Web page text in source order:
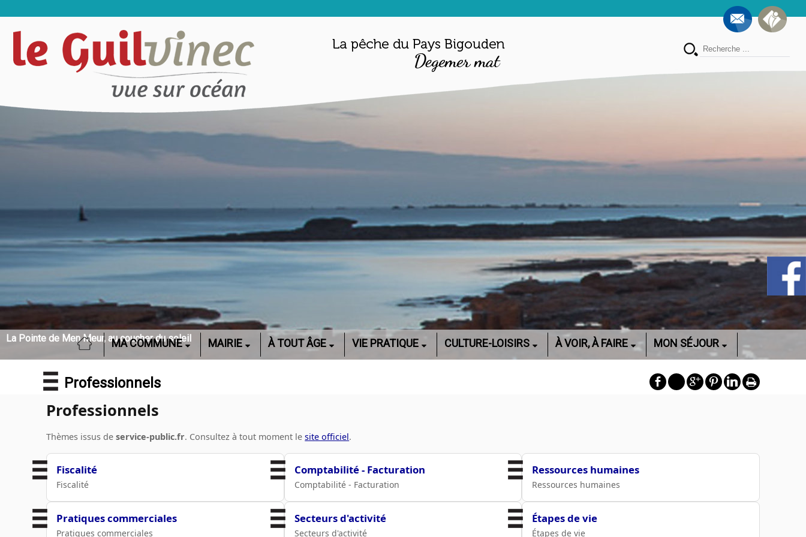
La Pointe de Men Meur, au coucher du soleil
ACCUEILMA COMMUNE MAIRIE À TOUT ÂGE VIE PRATIQUE CULTURE-LOISIRS À VOIR, À FAIRE MON SÉJOUR
Professionnels
Professionnels
Thèmes issus deservice-public.fr. Consultez à tout moment lesite officiel.
Fiscalité
Fiscalité
Comptabilité - Facturation
Comptabilité - Facturation
Ressources humaines
Ressources humaines
Pratiques commerciales
Pratiques commerciales
Secteurs d'activité
Secteurs d'activité
Étapes de vie
Étapes de vie